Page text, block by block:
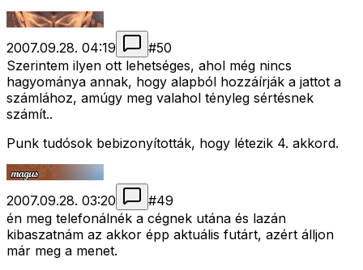
2007.09.28. 04:19 #50
Szerintem ilyen ott lehetséges, ahol még nincs
hagyománya annak, hogy alapból hozzáírják a jattot a
számlához, amúgy meg valahol tényleg sértésnek
számít..
Punk tudósok bebizonyították, hogy létezik 4. akkord.
2007.09.28. 03:20 #49
én meg telefonálnék a cégnek utána és lazán
kibaszatnám az akkor épp aktuális futárt, azért álljon
már meg a menet.